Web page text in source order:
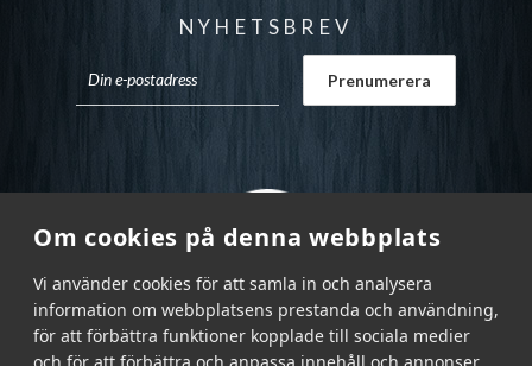
Om cookies på denna webbplats
Vi använder cookies för att samla in och analysera
information om webbplatsens prestanda och användning,
för att förbättra funktioner kopplade till sociala medier
NYHETSBREV